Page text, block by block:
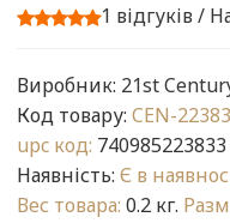
1 відгуків/
Виробник: 21st
Код товару: CEN-22383
upc код: 740985223833
Наявність: Є в
Вес товара: 0.2 кг.